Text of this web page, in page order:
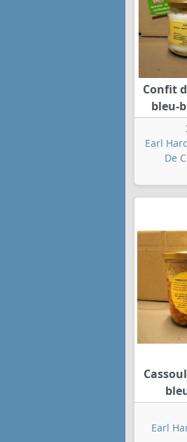
Confit
bleu-
Earl
De
Earl